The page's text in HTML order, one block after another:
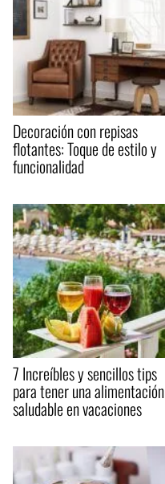
Decoración con repisas
flotantes: Toque de estilo y
funcionalidad
7 Increíbles y sencillos tips
para tener una alimentación
saludable en vacaciones